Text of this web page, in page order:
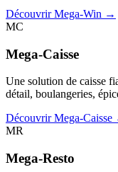
Découvrir Mega-Win →
MC
Mega-Caisse
Une solution de caisse
détail, boulangeries,
Découvrir Mega-Caisse
MR
Mega-Resto